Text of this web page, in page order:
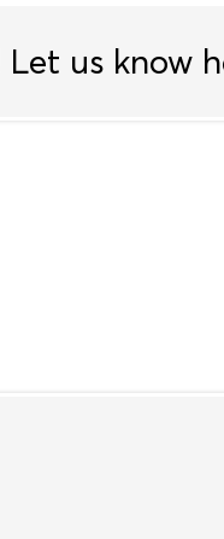
Let us know